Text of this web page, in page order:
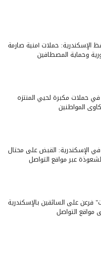
الإسكندرية: حملات أمنية صارمة
وحماية المصطافين
في حملات مكبرة لحيي المنتزه
المواطنين
الإسكندرية: القبض على محتال
عبر مواقع التواصل
على السائقين بالإسكندرية
مواقع التواصل